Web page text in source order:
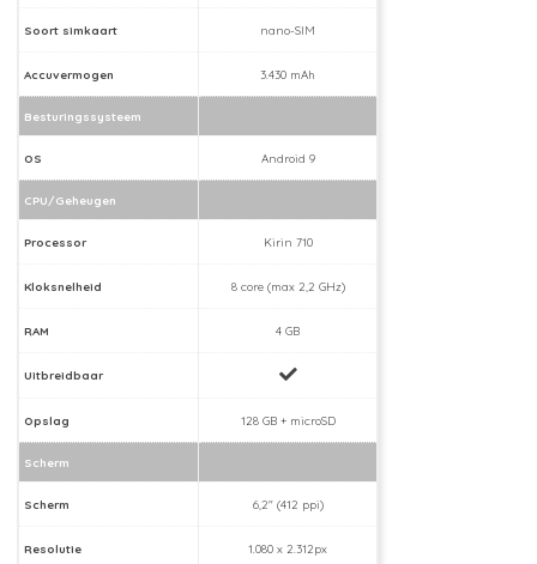
Soort simkaart nano-SIM
Accuvermogen 3.430 mAh
Besturingssysteem
OS Android 9
CPU/Geheugen
Processor Kirin 710
Kloksnelheid 8 core (max 2,2 GHz)
RAM 4 GB
Uitbreidbaar
Opslag 128 GB + microSD
Scherm
Scherm 6,2" (412 ppi)
Resolutie 1.080 x 2.312px